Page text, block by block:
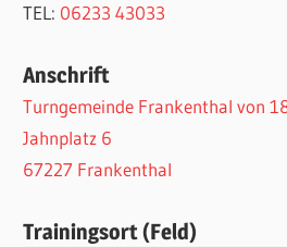
TEL: 06233 43033
Anschrift
Turngemeinde Frankenthal von
Jahnplatz 6
67227 Frankenthal
Trainingsort (Feld)